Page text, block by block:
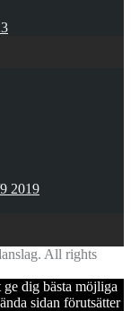
2019
All rights
dig bästa möjliga
sidan förutsätter